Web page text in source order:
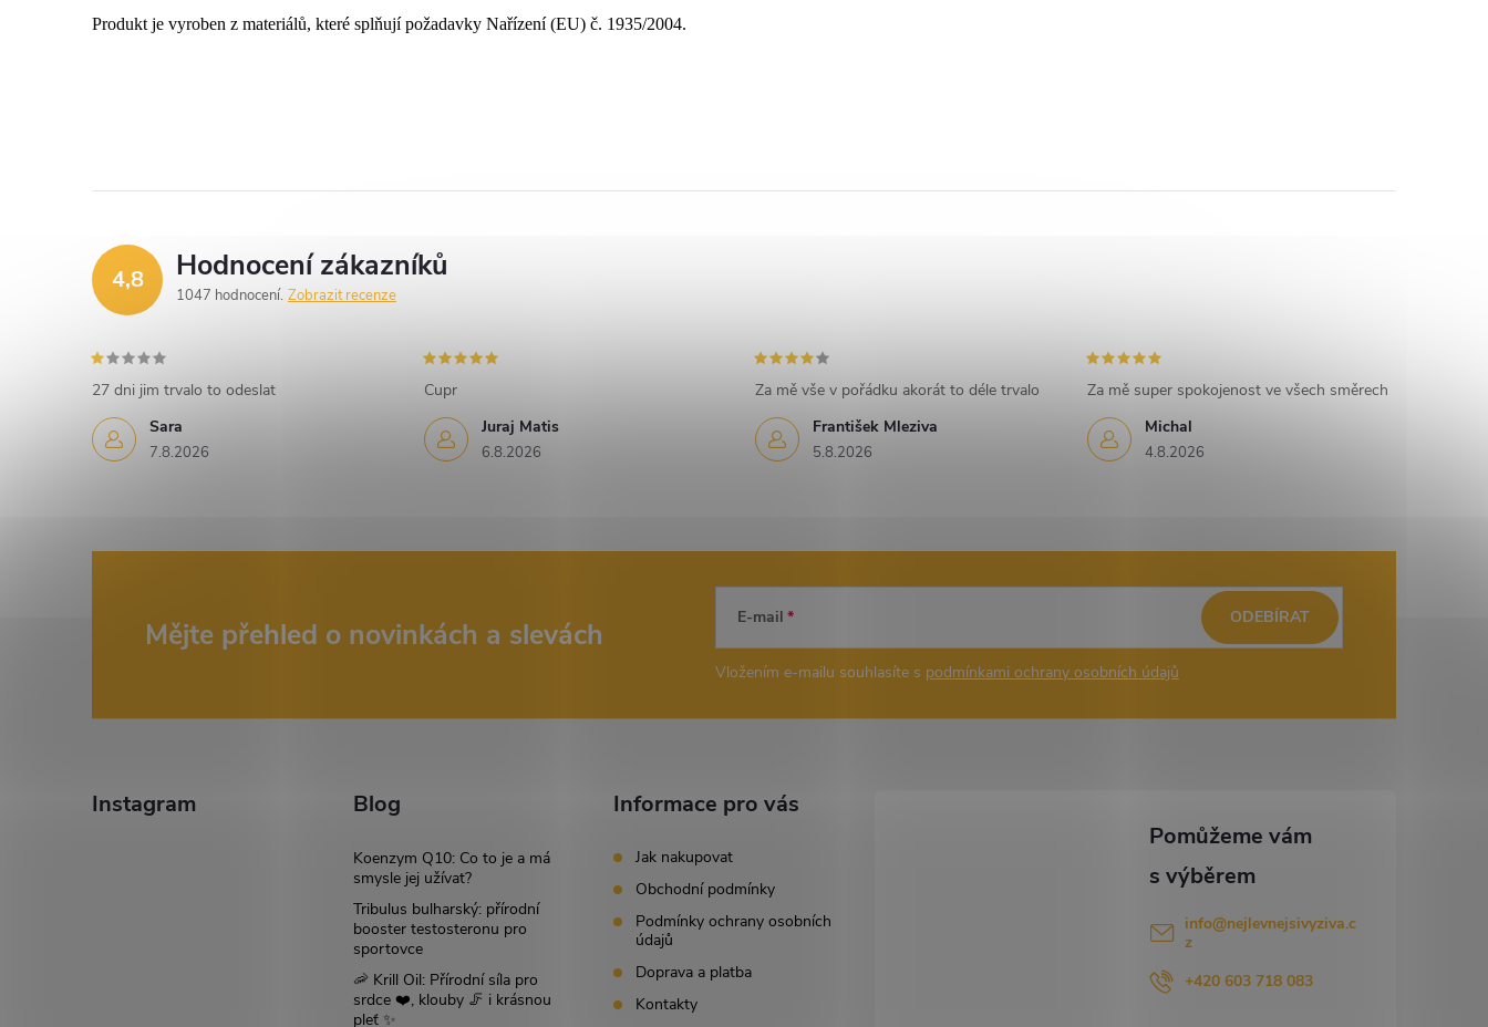
Produkt je vyroben z materiálů, které splňují požadavky Nařízení (EU) č. 1935/2004.
4,8 Hodnocení zákazníků
1047 hodnocení Zobrazit recenze
Sara
7.8.2026
27 dni jim trvalo to odeslat
Juraj Matis
6.8.2026
Cupr
František Mleziva
5.8.2026
Za mě vše v pořádku akorát to déle trvalo
Michal
4.8.2026
Za mě super spokojenost ve všech směrech
Mějte přehled o novinkách a slevách E-mail
Vložením e-mailu souhlasíte s podmínkami ochrany osobních údajů
ODEBÍRAT
Instagram Blog
Koenzym Q10: Co to je a má
smysle jej užívat?
Tribulus bulharský: přírodní
booster testosteronu pro
sportovce
🦐 Krill Oil: Přírodní síla pro
srdce ❤️, klouby 🦵 i krásnou
pleť ✨
Informace pro vás
Jak nakupovat
Obchodní podmínky
Podmínky ochrany osobních
údajů
Doprava a platba
Kontakty
info@nejlevnejsivyziva.c
z
+420 603 718 083